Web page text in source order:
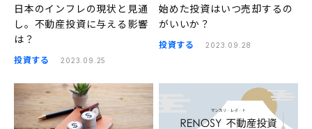
日本のインフレの現状と見通
し。不動産投資に与える影響
は？
投資する 2023.09.25
始めた投資はいつ売却するの
がいいか？
投資する 2023.09.28